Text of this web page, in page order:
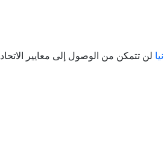
لن تتمكن من الوصول إلى معايير الاتحاد